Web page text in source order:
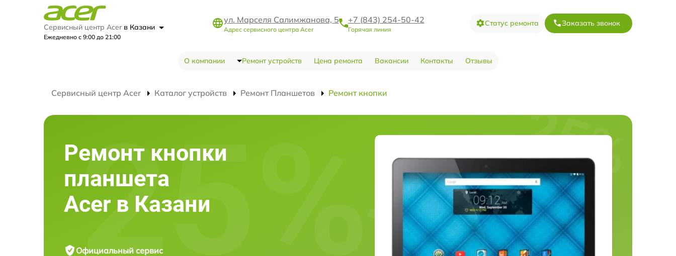
Сервисный центр Acer в Казани
Ежедневно с 9:00 до 21:00
ул. Марселя Салимжанова, 5
Адрес сервисного центра Acer
+7 (843) 254-50-42
Горячая линия
Статус ремонта Заказать звонок
О компании Ремонт устройств Цена ремонта Вакансии Контакты Отзывы
Сервисный центр Acer Каталог устройств Ремонт Планшетов Ремонт кнопки
Ремонт кнопки
планшета
Acer в Казани
Официальный сервис